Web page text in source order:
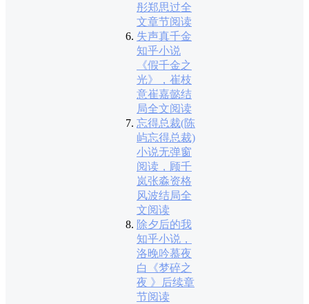
彤郑思过全
文章节阅读
失声真千金
知乎小说
《假千金之
光》，崔枝
意崔嘉懿结
局全文阅读
忘得总裁(陈
屿忘得总裁)
小说无弹窗
阅读，顾千
岚张淼资格
风波结局全
文阅读
除夕后的我
知乎小说，
洛晚吟慕夜
白《梦碎之
夜 》后续章
节阅读